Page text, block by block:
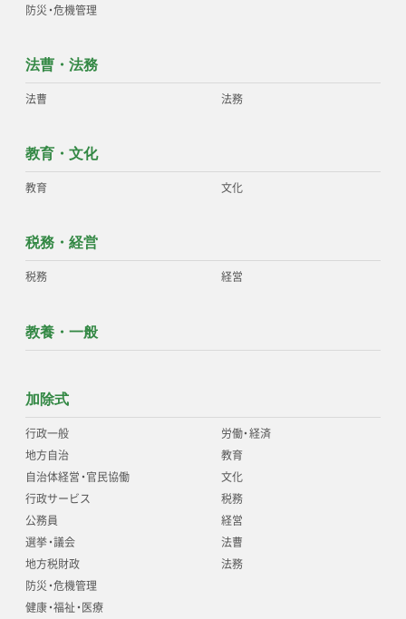
防災・危機管理
法曹・法務
法曹 法務
教育・文化
教育 文化
税務・経営
税務 経営
教養・一般
加除式
行政一般
地方自治
自治体経営・官民協働
行政サービス
公務員
選挙・議会
地方税財政
防災・危機管理
健康・福祉・医療
労働・経済
教育
文化
税務
経営
法曹
法務